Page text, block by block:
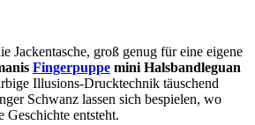
Jackentasche, groß genug für eine eigene
Fingerpuppe mini Halsbandleguan
Illusions-Drucktechnik täuschend
Schwanz lassen sich bespielen, wo
Geschichte entsteht.